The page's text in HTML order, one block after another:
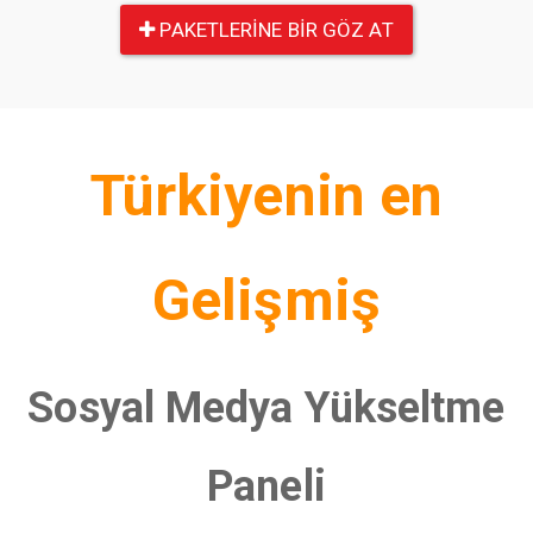
PAKETLERINE BIR GÖZ AT
Türkiyenin en
Gelişmiş
Sosyal Medya Yükseltme
Paneli